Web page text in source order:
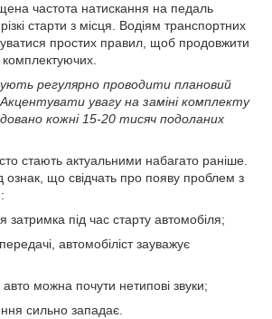
частота натискання на педаль
старти з місця. Водіям транспортних
простих правил, щоб продовжити
комплектуючих.
регулярно проводити плановий
увагу на заміні комплекту
кожні 15-20 тисяч подоланих
стають актуальними набагато раніше.
ознак, що свідчать про появу проблем з
затримка під час старту автомобіля;
автомобіліст зауважує
авто можна почути нетипові звуки;
сильно западає.